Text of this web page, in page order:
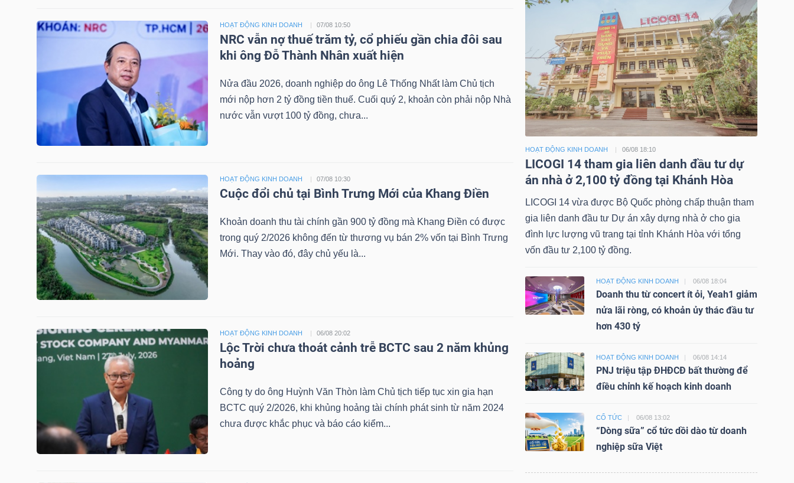
HOẠT ĐỘNG KINH DOANH 07/08 10:50
NRC vẫn nợ thuế trăm tỷ, cổ phiếu gần chia đôi sau
khi ông Đỗ Thành Nhân xuất hiện
Nửa đầu 2026, doanh nghiệp do ông Lê Thống Nhất làm Chủ tịch
mới nộp hơn 2 tỷ đồng tiền thuế. Cuối quý 2, khoản còn phải nộp Nhà
nước vẫn vượt 100 tỷ đồng, chưa...
HOẠT ĐỘNG KINH DOANH 07/08 10:30
Cuộc đổi chủ tại Bình Trưng Mới của Khang Điền
Khoản doanh thu tài chính gần 900 tỷ đồng mà Khang Điền có được
trong quý 2/2026 không đến từ thương vụ bán 2% vốn tại Bình Trưng
Mới. Thay vào đó, đây chủ yếu là...
HOẠT ĐỘNG KINH DOANH 06/08 20:02
Lộc Trời chưa thoát cảnh trễ BCTC sau 2 năm khủng
hoảng
Công ty do ông Huỳnh Văn Thòn làm Chủ tịch tiếp tục xin gia hạn
BCTC quý 2/2026, khi khủng hoảng tài chính phát sinh từ năm 2024
chưa được khắc phục và báo cáo kiểm...
HOẠT ĐỘNG KINH DOANH 06/08 18:10
LICOGI 14 tham gia liên danh đầu tư dự
án nhà ở 2,100 tỷ đồng tại Khánh Hòa
LICOGI 14 vừa được Bộ Quốc phòng chấp thuận tham
gia liên danh đầu tư Dự án xây dựng nhà ở cho gia
đình lực lượng vũ trang tại tỉnh Khánh Hòa với tổng
vốn đầu tư 2,100 tỷ đồng.
HOẠT ĐỘNG KINH DOANH 06/08 18:04
Doanh thu từ concert ít ỏi, Yeah1 giảm
nửa lãi ròng, có khoản ủy thác đầu tư
hơn 430 tỷ
HOẠT ĐỘNG KINH DOANH 06/08 14:14
PNJ triệu tập ĐHĐCĐ bất thường để
điều chỉnh kế hoạch kinh doanh
CỔ TỨC 06/08 13:02
“Dòng sữa” cổ tức dồi dào từ doanh
nghiệp sữa Việt
PHÁI
SINH
TRÁI
PHIẾU
CÔNG
TRUY